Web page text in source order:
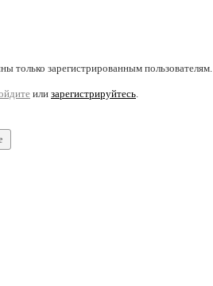
только зарегистрированным пользователям.
или зарегистрируйтесь.